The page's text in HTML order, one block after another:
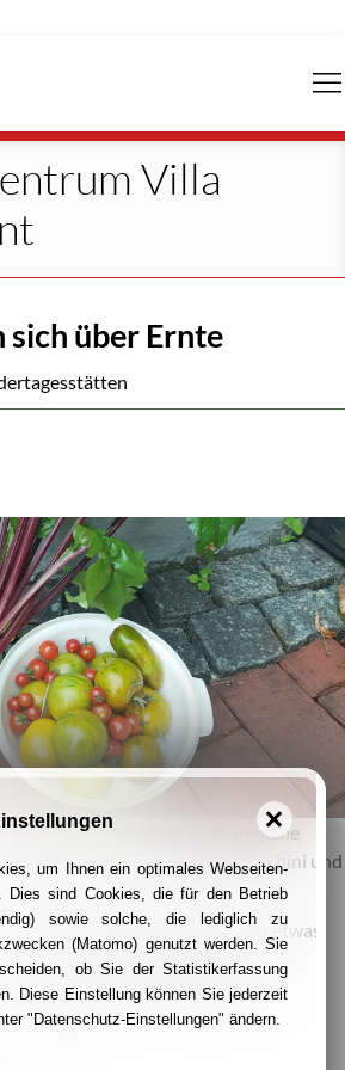
Villa
über Ernte
freuen sich über ihre eigene
in allen Größen und Farben, Zucchini und
Bete.
Die Äpfel brauchen noch etwas
auch sie gepflückt.
Südostviertel so viel leckeres und
wächst.
um Ihnen ein optimales Webseiten-
Dies sind Cookies, die für den Betrieb
sowie solche, die lediglich zu
(Matomo) genutzt werden. Sie
ob Sie der Statistikerfassung
Diese Einstellung können Sie jederzeit
"Datenschutz-Einstellungen" ändern.